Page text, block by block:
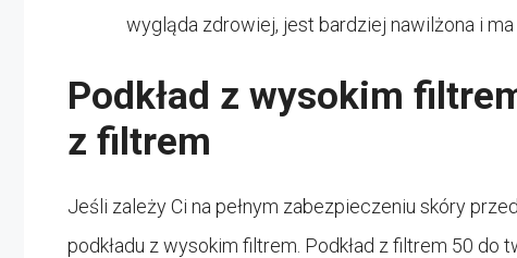
wygląda zdrowiej, jest bardziej nawilżona i
Podkład z wysokim
z filtrem
Jeśli zależy Ci na pełnym zabezpieczeniu skóry
podkładu z wysokim filtrem. Podkład z filtrem 50 do